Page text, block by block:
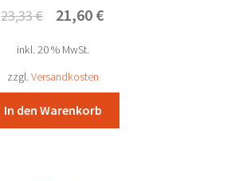
23,33€
Ursprünglicher
war:
23,33 €
21,60 €Aktueller
inkl. 20 % MwSt.
zzgl. Versandkosten
In den Warenkorb